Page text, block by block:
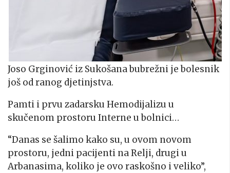
Joso Grginović iz Sukošana bubrežni je bolesnik
još od ranog djetinjstva.
Pamti i prvu zadarsku Hemodijalizu u
skučenom prostoru Interne u bolnici…
“Danas se šalimo kako su, u ovom novom
prostoru, jedni pacijenti na Relji, drugi u
Arbanasima, koliko je ovo raskošno i veliko”,